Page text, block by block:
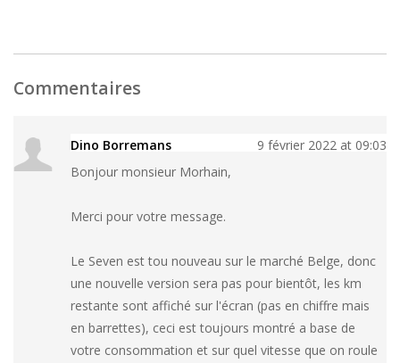
Commentaires
Dino Borremans
9 février 2022 at 09:03
Bonjour monsieur Morhain,
Merci pour votre message.
Le Seven est tou nouveau sur le marché Belge, donc
une nouvelle version sera pas pour bientôt, les km
restante sont affiché sur l'écran (pas en chiffre mais
en barrettes), ceci est toujours montré a base de
votre consommation et sur quel vitesse que on roule